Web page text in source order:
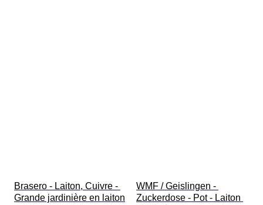
Brasero - Laiton, Cuivre -
Grande jardinière en laiton
WMF / Geislingen -
Zuckerdose - Pot - Laiton